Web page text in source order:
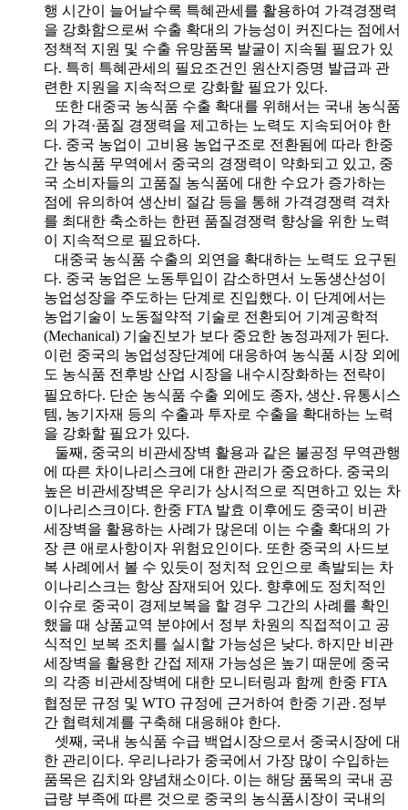
행 시간이 늘어날수록 특혜관세를 활용하여 가격경쟁력
을 강화함으로써 수출 확대의 가능성이 커진다는 점에서
정책적 지원 및 수출 유망품목 발굴이 지속될 필요가 있
다. 특히 특혜관세의 필요조건인 원산지증명 발급과 관
련한 지원을 지속적으로 강화할 필요가 있다.
또한 대중국 농식품 수출 확대를 위해서는 국내 농식품
의 가격·품질 경쟁력을 제고하는 노력도 지속되어야 한
다. 중국 농업이 고비용 농업구조로 전환됨에 따라 한중
간 농식품 무역에서 중국의 경쟁력이 약화되고 있고, 중
국 소비자들의 고품질 농식품에 대한 수요가 증가하는
점에 유의하여 생산비 절감 등을 통해 가격경쟁력 격차
를 최대한 축소하는 한편 품질경쟁력 향상을 위한 노력
이 지속적으로 필요하다.
대중국 농식품 수출의 외연을 확대하는 노력도 요구된
다. 중국 농업은 노동투입이 감소하면서 노동생산성이
농업성장을 주도하는 단계로 진입했다. 이 단계에서는
농업기술이 노동절약적 기술로 전환되어 기계공학적
(Mechanical) 기술진보가 보다 중요한 농정과제가 된다.
이런 중국의 농업성장단계에 대응하여 농식품 시장 외에
도 농식품 전후방 산업 시장을 내수시장화하는 전략이
필요하다. 단순 농식품 수출 외에도 종자, 생산․유통시스
템, 농기자재 등의 수출과 투자로 수출을 확대하는 노력
을 강화할 필요가 있다.
둘째, 중국의 비관세장벽 활용과 같은 불공정 무역관행
에 따른 차이나리스크에 대한 관리가 중요하다. 중국의
높은 비관세장벽은 우리가 상시적으로 직면하고 있는 차
이나리스크이다. 한중 FTA 발효 이후에도 중국이 비관
세장벽을 활용하는 사례가 많은데 이는 수출 확대의 가
장 큰 애로사항이자 위험요인이다. 또한 중국의 사드보
복 사례에서 볼 수 있듯이 정치적 요인으로 촉발되는 차
이나리스크는 항상 잠재되어 있다. 향후에도 정치적인
이슈로 중국이 경제보복을 할 경우 그간의 사례를 확인
했을 때 상품교역 분야에서 정부 차원의 직접적이고 공
식적인 보복 조치를 실시할 가능성은 낮다. 하지만 비관
세장벽을 활용한 간접 제재 가능성은 높기 때문에 중국
의 각종 비관세장벽에 대한 모니터링과 함께 한중 FTA
협정문 규정 및 WTO 규정에 근거하여 한중 기관․정부
간 협력체계를 구축해 대응해야 한다.
셋째, 국내 농식품 수급 백업시장으로서 중국시장에 대
한 관리이다. 우리나라가 중국에서 가장 많이 수입하는
품목은 김치와 양념채소이다. 이는 해당 품목의 국내 공
급량 부족에 따른 것으로 중국의 농식품시장이 국내의